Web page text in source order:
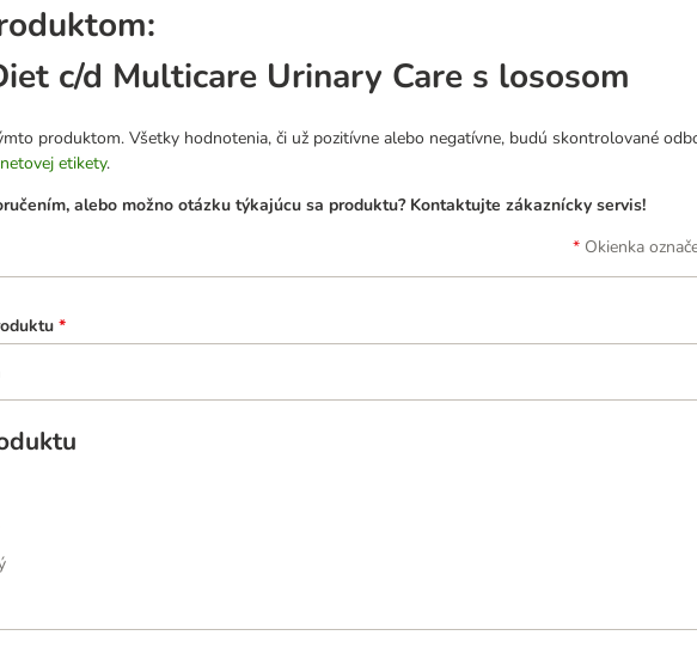
c/d Multicare Urinary Care s lososom
produktom. Všetky hodnotenia, či už pozitívne alebo negatívne, budú skontrolované
etikety.
alebo možno otázku týkajúcu sa produktu? Kontaktujte zákaznícky servis!
Okienka
*